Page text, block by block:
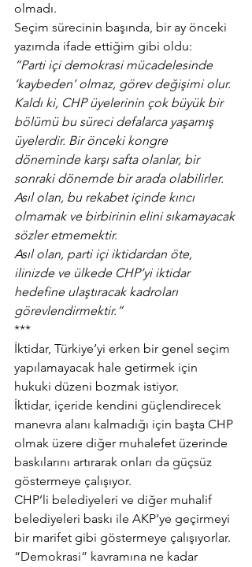
olmadı.
Seçim sürecinin başında, bir ay önceki
yazımda ifade ettiğim gibi oldu:
“Parti içi demokrasi mücadelesinde
‘kaybeden’ olmaz, görev değişimi olur.
Kaldı ki, CHP üyelerinin çok büyük bir
bölümü bu süreci defalarca yaşamış
üyelerdir. Bir önceki kongre
döneminde karşı safta olanlar, bir
sonraki dönemde bir arada olabilirler.
Asıl olan, bu rekabet içinde kırıcı
olmamak ve birbirinin elini sıkamayacak
sözler etmemektir.
Asıl olan, parti içi iktidardan öte,
ilinizde ve ülkede CHP’yi iktidar
hedefine ulaştıracak kadroları
görevlendirmektir.”
***
İktidar, Türkiye’yi erken bir genel seçim
yapılamayacak hale getirmek için
hukuki düzeni bozmak istiyor.
İktidar, içeride kendini güçlendirecek
manevra alanı kalmadığı için başta CHP
olmak üzere diğer muhalefet üzerinde
baskılarını artırarak onları da güçsüz
göstermeye çalışıyor.
CHP’li belediyeleri ve diğer muhalif
belediyeleri baskı ile AKP’ye geçirmeyi
bir marifet gibi göstermeye çalışıyorlar.
“Demokrasi” kavramına ne kadar